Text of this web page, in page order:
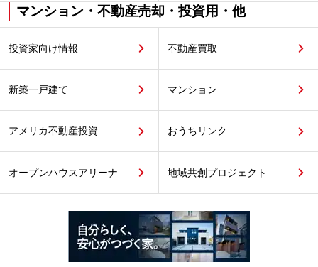
マンション・不動産売却・投資用・他
投資家向け情報 不動産買取
新築一戸建て マンション
アメリカ不動産投資 おうちリンク
オープンハウスアリーナ 地域共創プロジェクト